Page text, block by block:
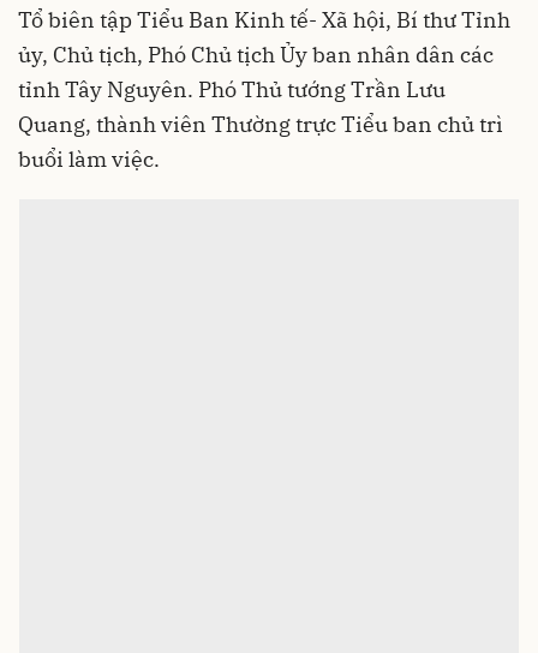
Tổ biên tập Tiểu Ban Kinh tế- Xã hội, Bí thư Tỉnh
ủy, Chủ tịch, Phó Chủ tịch Ủy ban nhân dân các
tỉnh Tây Nguyên. Phó Thủ tướng Trần Lưu
Quang, thành viên Thường trực Tiểu ban chủ trì
buổi làm việc.